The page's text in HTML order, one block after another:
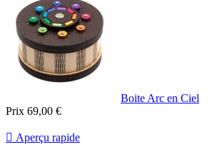
Boite Arc en Ciel
Prix 69,00 €
 Aperçu rapide